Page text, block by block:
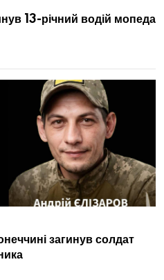
13-річний водій мопеда
загинув солдат